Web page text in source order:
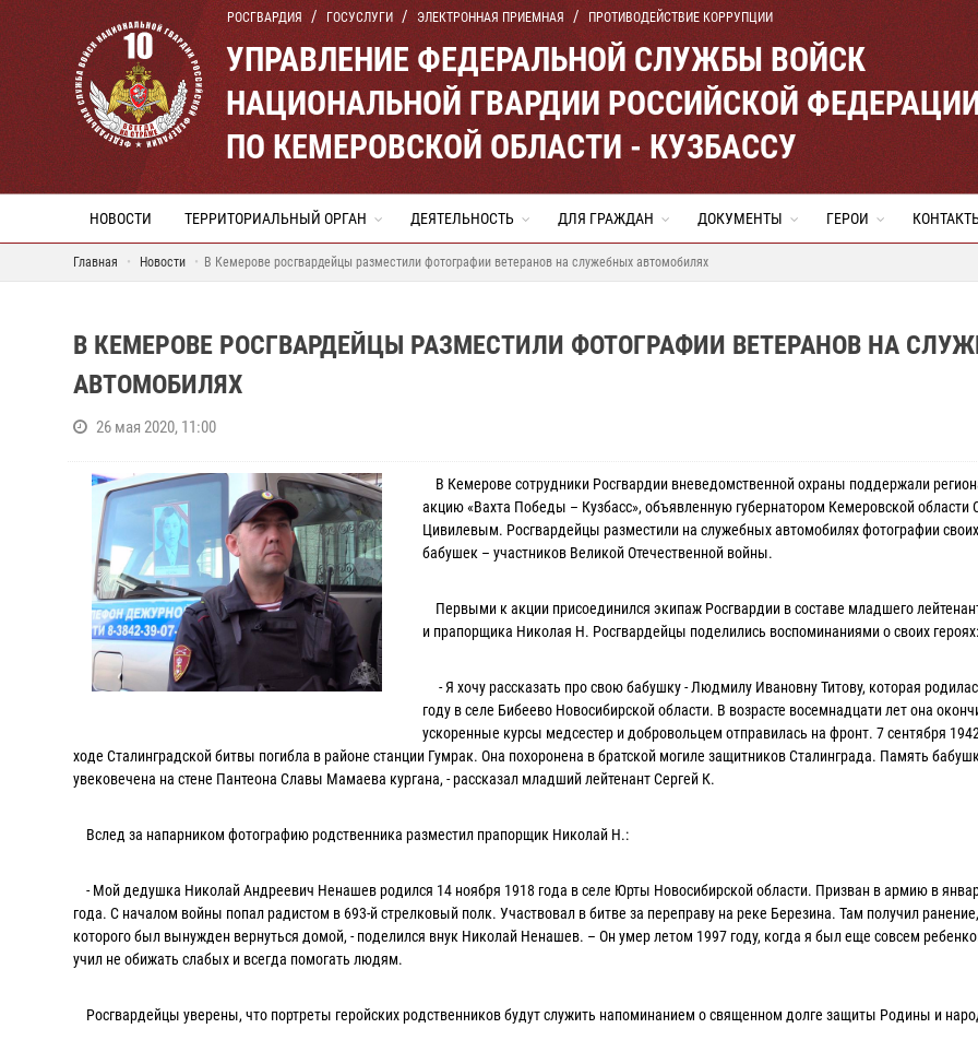
РОСГВАРДИЯ ГОСУСЛУГИ ЭЛЕКТРОННАЯ ПРИЕМНАЯ ПРОТИВОДЕЙСТВИЕ КОРРУПЦИИ
УПРАВЛЕНИЕ ФЕДЕРАЛЬНОЙ СЛУЖБЫ ВОЙСК
НАЦИОНАЛЬНОЙ ГВАРДИИ РОССИЙСКОЙ
ПО КЕМЕРОВСКОЙ ОБЛАСТИ - КУЗБАССУ
НОВОСТИ ТЕРРИТОРИАЛЬНЫЙ ОРГАН ДЕЯТЕЛЬНОСТЬ ДЛЯ ГРАЖДАН ДОКУМЕНТЫ ГЕРОИ
Главная Новости В Кемерове росгвардейцы разместили фотографии ветеранов на служебных автомобилях
В КЕМЕРОВЕ РОСГВАРДЕЙЦЫ РАЗМЕСТИЛИ ФОТОГРАФИИ ВЕТЕРАНОВ НА
АВТОМОБИЛЯХ
26 мая 2020, 11:00
В Кемерове сотрудники Росгвардии вневедомственной охраны поддержали
акцию «Вахта Победы – Кузбасс», объявленную губернатором Кемеровской области
Цивилевым. Росгвардейцы разместили на служебных автомобилях фотографии
бабушек – участников Великой Отечественной войны.
Первыми к акции присоединился экипаж Росгвардии в составе младшего
и прапорщика Николая Н. Росгвардейцы поделились воспоминаниями о своих героях:
- Я хочу рассказать про свою бабушку - Людмилу Ивановну Титову, которая
году в селе Бибеево Новосибирской области. В возрасте восемнадцати лет она
ускоренные курсы медсестер и добровольцем отправилась на фронт. 7 сентября
ходе Сталинградской битвы погибла в районе станции Гумрак. Она похоронена в братской могиле защитников Сталинграда. Память
увековечена на стене Пантеона Славы Мамаева кургана, - рассказал младший лейтенант Сергей К.
Вслед за напарником фотографию родственника разместил прапорщик Николай Н.:
- Мой дедушка Николай Андреевич Ненашев родился 14 ноября 1918 года в селе Юрты Новосибирской области. Призван в армию в
года. С началом войны попал радистом в 693-й стрелковый полк. Участвовал в битве за переправу на реке Березина. Там получил
которого был вынужден вернуться домой, - поделился внук Николай Ненашев. – Он умер летом 1997 году, когда я был еще совсем
учил не обижать слабых и всегда помогать людям.
Росгвардейцы уверены, что портреты геройских родственников будут служить напоминанием о священном долге защиты Родины и